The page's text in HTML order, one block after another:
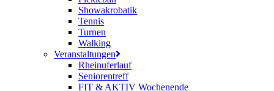
Showakrobatik
Tennis
Turnen
Walking
Veranstaltungen
Rheinuferlauf
Seniorentreff
FIT & AKTIV Wochenende